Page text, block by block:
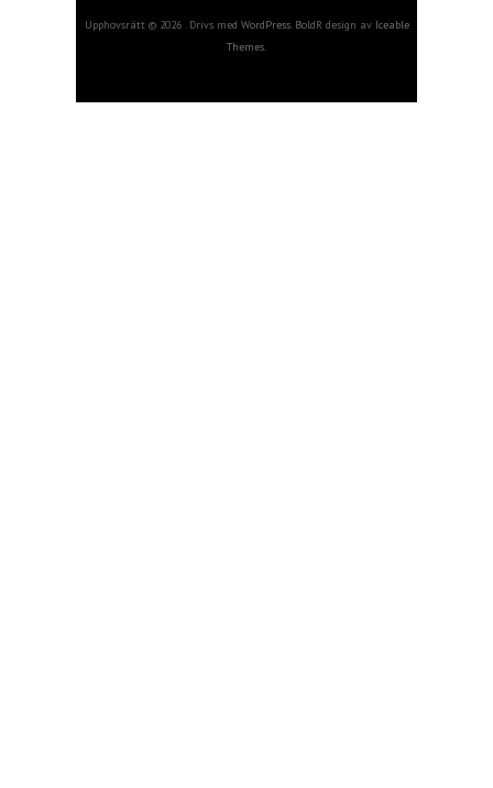
Upphovsrätt © 2026 . Drivs med WordPress. BoldR design av Iceable
Themes.